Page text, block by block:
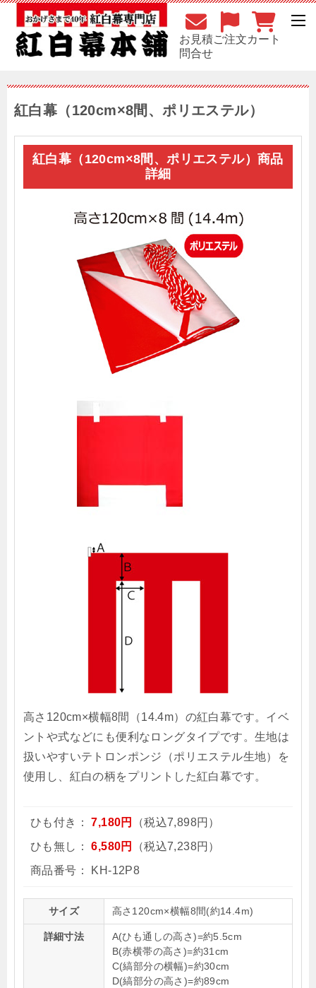
お見積
問合せ
ご注文カート
紅白幕（120cm×8間、ポリエステル）
紅白幕（120cm×8間、ポリエステル）商品
詳細
高さ120cm×横幅8間（14.4m）の紅白幕です。イベ
ントや式などにも便利なロングタイプです。生地は
扱いやすいテトロンポンジ（ポリエステル生地）を
使用し、紅白の柄をプリントした紅白幕です。
ひも付き： 7,180円
（税込7,898円）
ひも無し：
6,580円
（税込7,238円）
商品番号：
KH-12P8
サイズ 高さ120cm×横幅8間(約14.4m)
詳細寸法
A(ひも通しの高さ)=約5.5cm
B(赤横帯の高さ)=約31cm
C(縞部分の横幅)=約30cm
D(縞部分の高さ)=約89cm